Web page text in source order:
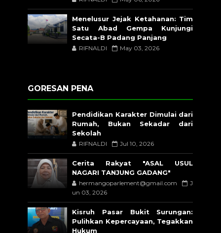
Menelusur Jejak Ketahanan: Tim
Satu Abad Gempa Kunjungi
Secata-B Padang Panjang
RIFNALDI May 03, 2026
GORESAN PENA
Pendidikan Karakter Dimulai dari
Rumah, Bukan Sekadar dari
Sekolah
RIFNALDI Jul 10, 2026
Cerita Rakyat "ASAL USUL
NAGARI TANJUNG GADANG"
hermangoparlement@gmail.com
J
un 03, 2026
Kisruh Pasar Bukit Surungan:
Pulihkan Kepercayaan, Tegakkan
Hukum